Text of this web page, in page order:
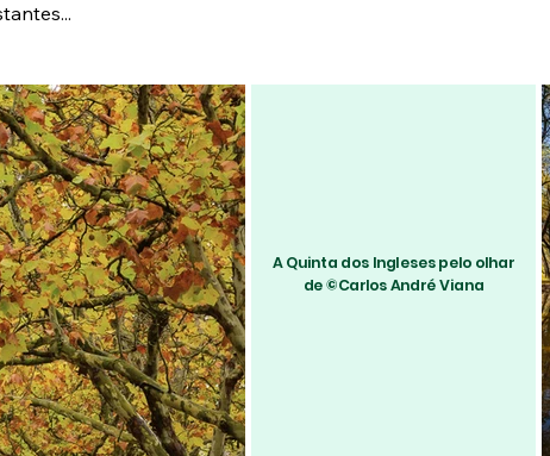
A Quinta dos Ingleses pelo olhar
de ©Carlos André Viana